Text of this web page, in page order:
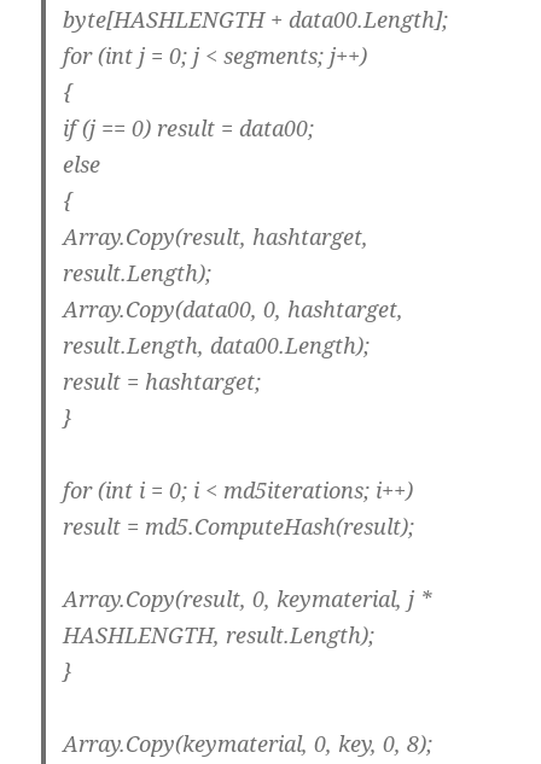
byte[HASHLENGTH + data00.Length];
for (int j = 0; j < segments; j++)
{
if (j == 0) result = data00;
else
{
Array.Copy(result, hashtarget,
result.Length);
Array.Copy(data00, 0, hashtarget,
result.Length, data00.Length);
result = hashtarget;
}
for (int i = 0; i < md5iterations; i++)
result = md5.ComputeHash(result);
Array.Copy(result, 0, keymaterial, j *
HASHLENGTH, result.Length);
}
Array.Copy(keymaterial, 0, key, 0, 8);